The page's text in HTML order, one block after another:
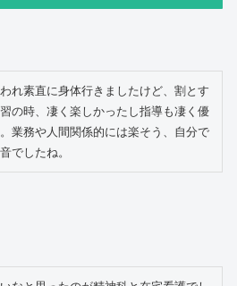
れ素直に身体行きましたけど、割とす
の時、凄く楽しかったし指導も凄く優
業務や人間関係的には楽そう、自分で
でしたね。